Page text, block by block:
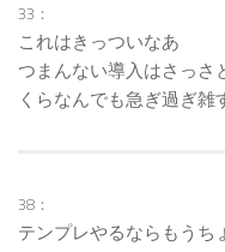
33：
これはきっついなあ
つまんない導入はさっさ
くらなんでも急ぎ過ぎ雑
38：
テンプレやるならもうち